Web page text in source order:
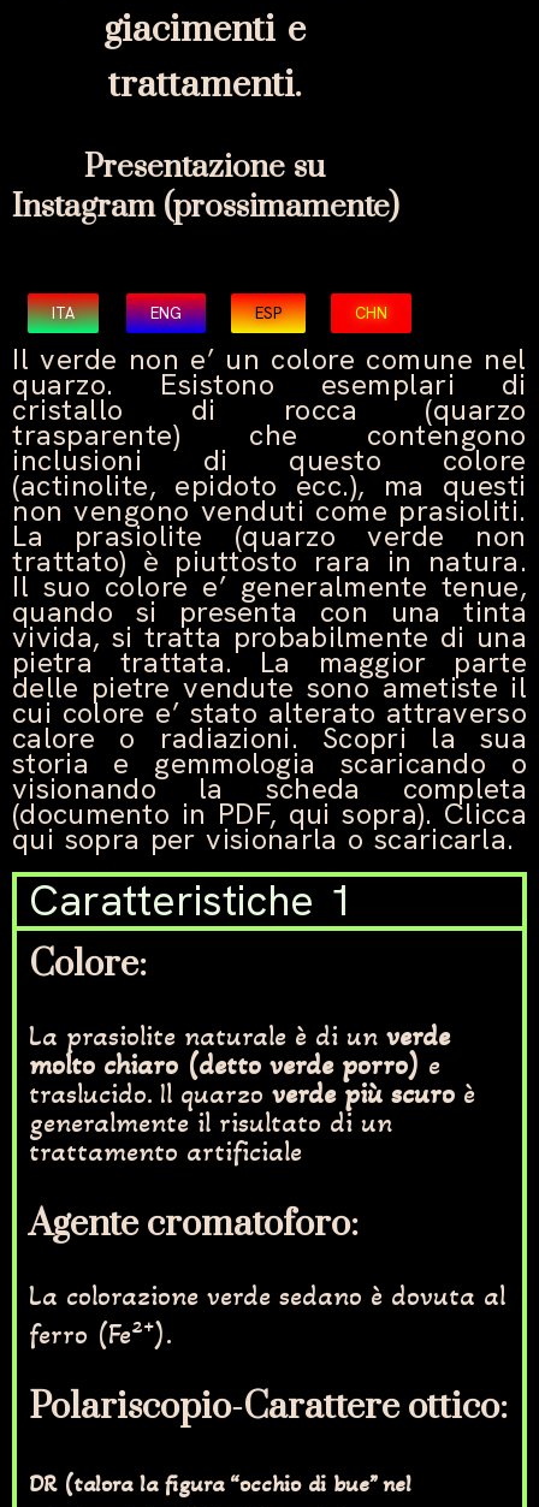
giacimenti e
trattamenti.
Presentazione su
Instagram (prossimamente)
ITA ENG ESP CHN
Il verde non e’ un colore comune nel
quarzo. Esistono esemplari di
cristallo di rocca (quarzo
trasparente) che contengono
inclusioni di questo colore
(actinolite, epidoto ecc.), ma questi
non vengono venduti come prasioliti.
La prasiolite (quarzo verde non
trattato) è piuttosto rara in natura.
Il suo colore e’ generalmente tenue,
quando si presenta con una tinta
vivida, si tratta probabilmente di una
pietra trattata. La maggior parte
delle pietre vendute sono ametiste il
cui colore e’ stato alterato attraverso
calore o radiazioni. Scopri la sua
storia e gemmologia scaricando o
visionando la scheda completa
(documento in PDF, qui sopra). Clicca
qui sopra per visionarla o scaricarla.
Caratteristiche 1
Colore:
La prasiolite naturale è di un verde
molto chiaro (detto verde porro) e
traslucido. Il quarzo verde più scuro è
generalmente il risultato di un
trattamento artificiale
Agente cromatoforo:
La colorazione verde sedano è dovuta al
ferro (Fe2+).
Polariscopio-Carattere ottico:
DR (talora la figura “occhio di bue” nel